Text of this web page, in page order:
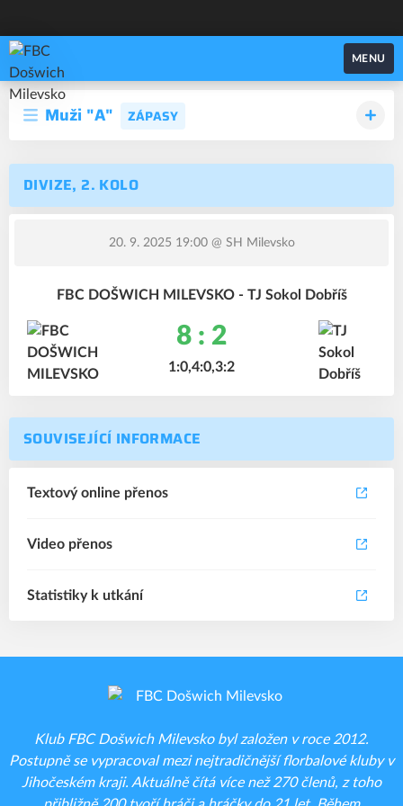
FBC Došwich Milevsko
MENU
Muži "A" ZÁPASY
DIVIZE, 2. KOLO
20. 9. 2025 19:00@ SH Milevsko
FBC DOŠWICH MILEVSKO - TJ Sokol Dobříš
8 : 2
1:0,4:0,3:2
SOUVISEJÍCÍ INFORMACE
Textový online přenos
Video přenos
Statistiky k utkání
Klub FBC Došwich Milevsko byl založen v roce 2012.
Postupně se vypracoval mezi nejtradičnější florbalové kluby v
Jihočeském kraji. Aktuálně čítá více než 270 členů, z toho